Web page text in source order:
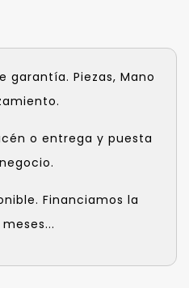
garantía. Piezas, Mano
o entrega y puesta
Financiamos la